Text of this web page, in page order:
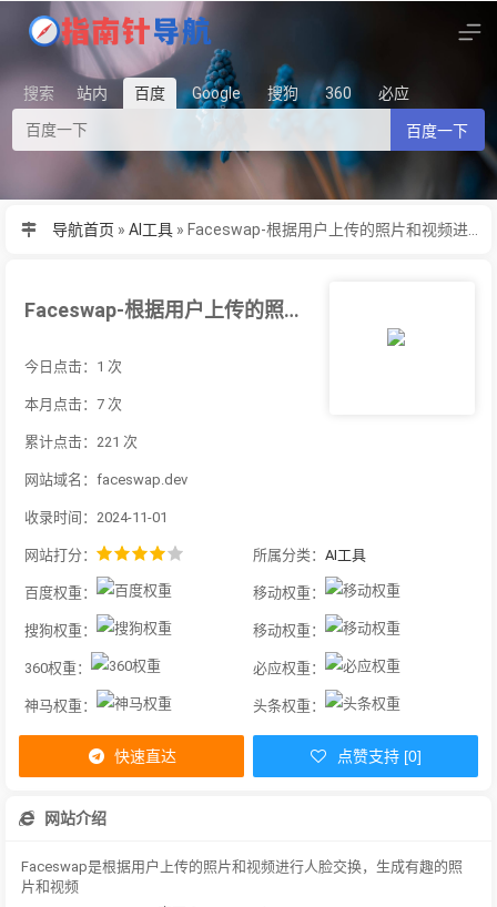
搜索 站内 百度 Google 搜狗 360 必应
百度一下
导航首页 » AI工具 »
Faceswap-根据用户上传的照片和视频进行人脸交换，生成有趣的照片和视频
今日点击：1 次
本月点击：7 次
累计点击：221 次
网站域名：faceswap.dev
收录时间：2024-11-01
网站打分： 所属分类： AI工具
百度权重： 移动权重：
搜狗权重： 移动权重：
360权重： 必应权重：
神马权重： 头条权重：
快速直达 点赞支持 [0]
网站介绍
Faceswap是根据用户上传的照片和视频进行人脸交换，生成有趣的照
片和视频